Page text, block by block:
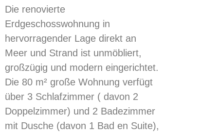
Die renovierte
Erdgeschosswohnung in
hervorragender Lage direkt an
Meer und Strand ist unmöbliert,
großzügig und modern eingerichtet.
Die 80 m² große Wohnung verfügt
über 3 Schlafzimmer ( davon 2
Doppelzimmer) und 2 Badezimmer
mit Dusche (davon 1 Bad en Suite),